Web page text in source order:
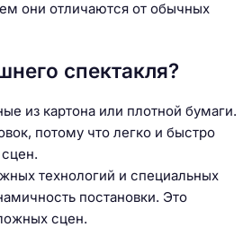
они отличаются от обычных
спектакля?
из картона или плотной бумаги.
потому что легко и быстро
технологий и специальных
постановки. Это
сцен.